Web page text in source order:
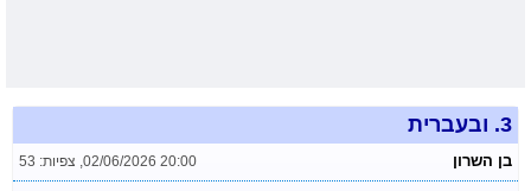
3. ובעברית
בן השרון 02/06/2026 20:00
, צפיות: 53